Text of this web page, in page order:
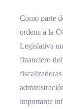
Como parte
ordena a la
Legislativa
financiero del
importante